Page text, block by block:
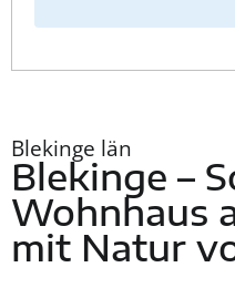
Blekinge län
Blekinge –
Wohnhaus
mit Natur